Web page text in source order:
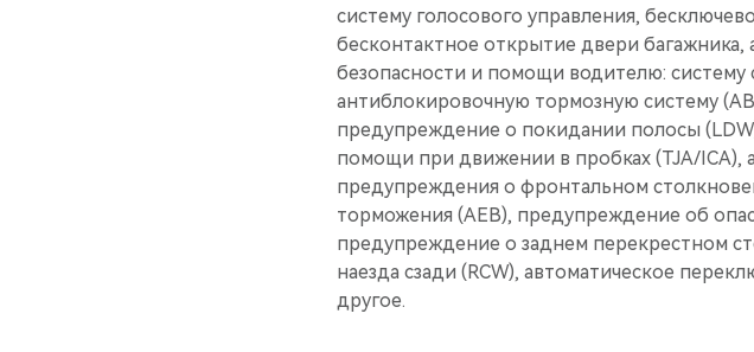
систему голосового управления,
бесконтактное открытие двери
безопасности и помощи водителю: систему
антиблокировочную тормозную систему
предупреждение о покидании полосы
помощи при движении в пробках (TJA/ICA),
предупреждения о фронтальном
торможения (AEB), предупреждение об
предупреждение о заднем перекрестном
наезда сзади (RCW), автоматическое
другое.